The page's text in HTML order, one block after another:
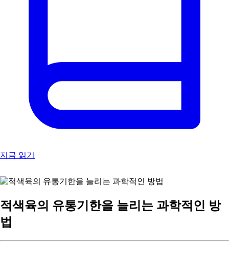
지금 읽기
적색육의 유통기한을 늘리는 과학적인 방
법